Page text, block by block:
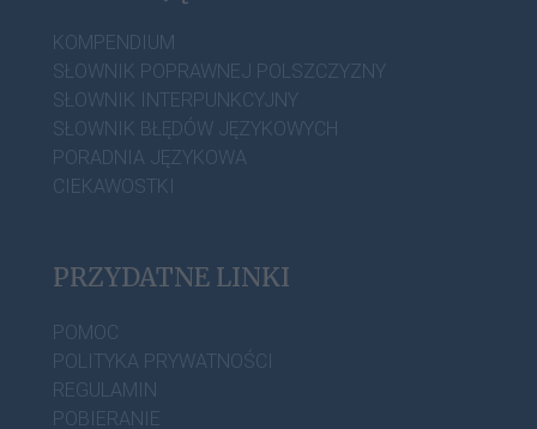
KOMPENDIUM
SŁOWNIK POPRAWNEJ POLSZCZYZNY
SŁOWNIK INTERPUNKCYJNY
SŁOWNIK BŁĘDÓW JĘZYKOWYCH
PORADNIA JĘZYKOWA
CIEKAWOSTKI
PRZYDATNE LINKI
POMOC
POLITYKA PRYWATNOŚCI
REGULAMIN
POBIERANIE